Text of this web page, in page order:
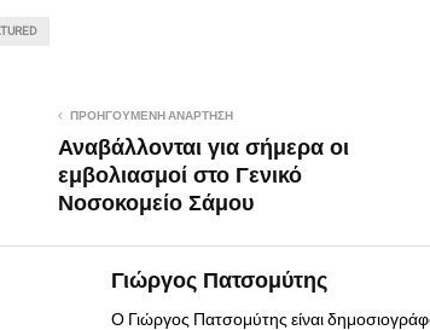
ΠΡΟΗΓΟΎΜΕΝΗ ΑΝΆΡΤΗΣΗ
Αναβάλλονται για σήμερα οι
εμβολιασμοί στο Γενικό
Νοσοκομείο Σάμου
Γιώργος Πατσομύτης
Ο Γιώργος Πατσομύτης είναι